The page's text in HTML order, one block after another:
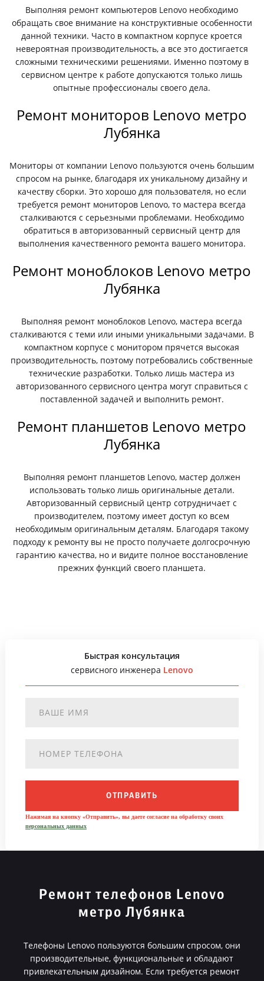
Выполняя ремонт компьютеров Lenovo необходимо
обращать свое внимание на конструктивные особенности
данной техники. Часто в компактном корпусе кроется
невероятная производительность, а все это достигается
сложными техническими решениями. Именно поэтому в
сервисном центре к работе допускаются только лишь
опытные профессионалы своего дела.
Ремонт мониторов Lenovo метро
Лубянка
Мониторы от компании Lenovo пользуются очень большим
спросом на рынке, благодаря их уникальному дизайну и
качеству сборки. Это хорошо для пользователя, но если
требуется ремонт мониторов Lenovo, то мастера всегда
сталкиваются с серьезными проблемами. Необходимо
обратиться в авторизованный сервисный центр для
выполнения качественного ремонта вашего монитора.
Ремонт моноблоков Lenovo метро
Лубянка
Выполняя ремонт моноблоков Lenovo, мастера всегда
сталкиваются с теми или иными уникальными задачами. В
компактном корпусе с монитором прячется высокая
производительность, поэтому потребовались собственные
технические разработки. Только лишь мастера из
авторизованного сервисного центра могут справиться с
поставленной задачей и выполнить ремонт.
Ремонт планшетов Lenovo метро
Лубянка
Выполняя ремонт планшетов Lenovo, мастер должен
использовать только лишь оригинальные детали.
Авторизованный сервисный центр сотрудничает с
производителем, поэтому имеет доступ ко всем
необходимым оригинальным деталям. Благодаря такому
подходу к ремонту вы не просто получаете долгосрочную
гарантию качества, но и видите полное восстановление
прежних функций своего планшета.
Быстрая консультация
сервисного инженера Lenovo
ОТПРАВИТЬ
Нажимая на кнопку «Отправить», вы даете согласие на обработку своих
персональных данных
Ремонт телефонов Lenovo
метро Лубянка
Телефоны Lenovo пользуются большим спросом, они
производительные, функциональные и обладают
привлекательным дизайном. Если требуется ремонт